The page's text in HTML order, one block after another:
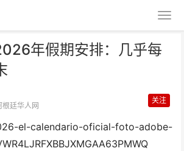
年假期安排：几乎每
根廷华人网
关注
年假期安排：几